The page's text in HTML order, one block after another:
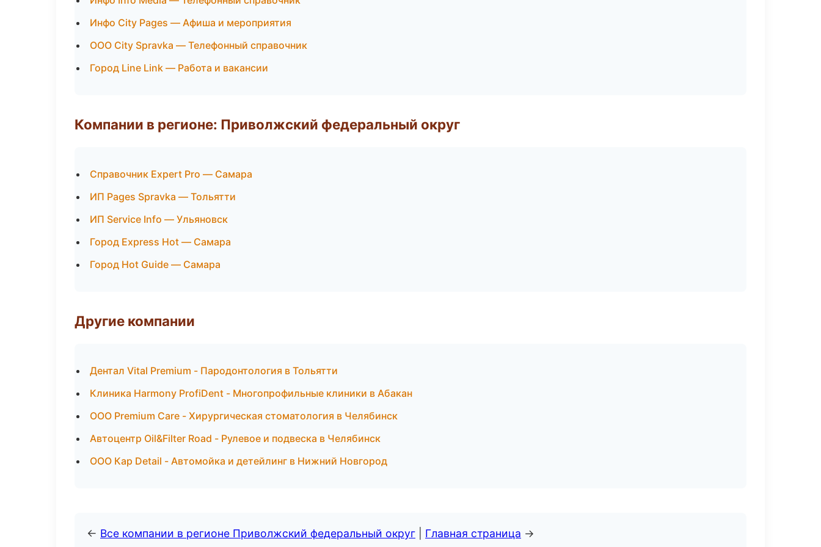
Инфо City Pages — Афиша и мероприятия
ООО City Spravka — Телефонный справочник
Город Line Link — Работа и вакансии
Компании в регионе: Приволжский федеральный округ
Справочник Expert Pro — Самара
ИП Pages Spravka — Тольятти
ИП Service Info — Ульяновск
Город Express Hot — Самара
Город Hot Guide — Самара
Другие компании
Дентал Vital Premium - Пародонтология в Тольятти
Клиника Harmony ProfiDent - Многопрофильные клиники в Абакан
ООО Premium Care - Хирургическая стоматология в Челябинск
Автоцентр Oil&Filter Road - Рулевое и подвеска в Челябинск
ООО Кар Detail - Автомойка и детейлинг в Нижний Новгород
← Все компании в регионе Приволжский федеральный округ Главная страница →